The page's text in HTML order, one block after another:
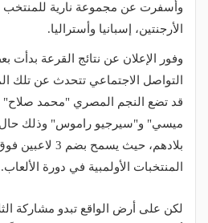
وأسفرت عن مجموعة نارية للمنتخب
الأرجنتين، إسبانيا وأستراليا.
وفور الإعلان عن نتائج القرعة
التواصل الاجتماعي تتحدث عن تلك
قد تضع النجم المصري "محمد صلاح"
ميسي" و"سيرجيو راموس" وذلك حال
بلادهم، حيث
المنتخبات الأولمبية في دورة الألعاب.
لكن على أرض الواقع تبدو مشاركة